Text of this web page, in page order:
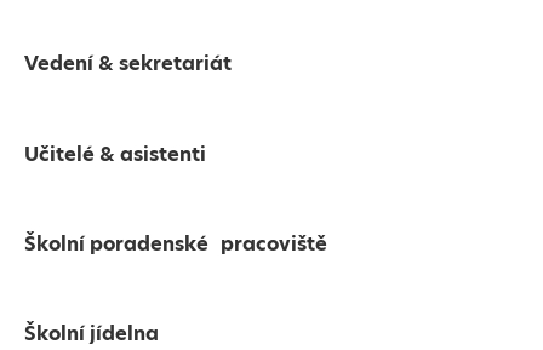
Vedení & sekretariát
Učitelé & asistenti
Školní poradenské pracoviště
Školní jídelna